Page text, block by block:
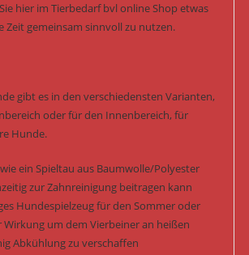
hier im Tierbedarf bvl online Shop etwas
Zeit gemeinsam sinnvoll zu nutzen.
gibt es in den verschiedensten Varianten,
oder für den Innenbereich, für
Hunde.
ein Spieltau aus Baumwolle/Polyester
zur Zahnreinigung beitragen kann
Hundespielzeug für den Sommer oder
um dem Vierbeiner an heißen
Abkühlung zu verschaffen